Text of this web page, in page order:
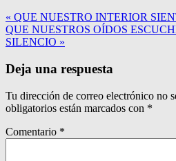
« QUE NUESTRO INTERIOR
QUE NUESTROS OÍDOS
SILENCIO »
Deja una respuesta
Tu dirección de correo electrónico no
obligatorios están marcados con *
Comentario *